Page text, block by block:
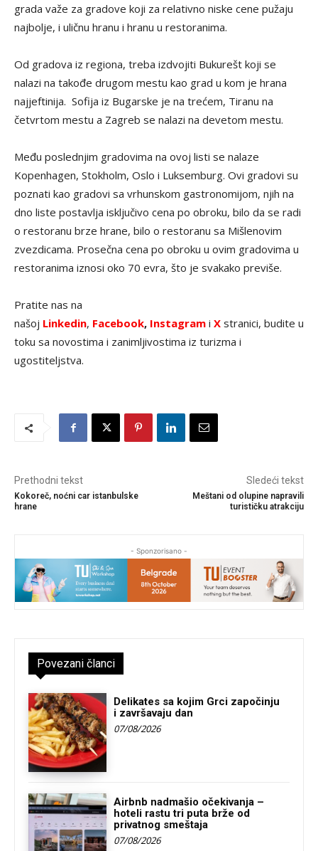
grada važe za gradove koji za relativno niske cene pužaju
najbolje, i uličnu hranu i hranu u restoranima.
Od gradova iz regiona, treba izdvojiti Bukurešt koji se
nalazi na takođe drugom mestu kao grad u kom je hrana
najjeftinija. Sofija iz Bugarske je na trećem, Tiranu na
četvrtom mestu a Zagreb se nalazi na devetom mestu.
Među poslednjim gradovima na ovoj listi se nalaze
Kopenhagen, Stokholm, Oslo i Luksemburg. Ovi gradovi su
poznati kao gradovi sa vrhunskom gastronomijom, njih na
dno liste postavlja isključivo cena po obroku, bilo da se radi
o restoranu brze hrane, bilo o restoranu sa Mišlenovim
zvezdicama. Prosečna cena po obroku u ovim gradovima u
restoranima iznosi oko 70 evra, što je svakako previše.
Pratite nas na
našoj Linkedin, Facebook, Instagram i X stranici, budite u
toku sa novostima i zanimljivostima iz turizma i
ugostiteljstva.
Prethodni tekst
Kokoreč, noćni car istanbulske
hrane
Sledeći tekst
Meštani od olupine napravili
turističku atrakciju
- Sponzorisano -
Povezani članci
Delikates sa kojim Grci započinju
i završavaju dan
07/08/2026
Airbnb nadmašio očekivanja –
hoteli rastu tri puta brže od
privatnog smeštaja
07/08/2026